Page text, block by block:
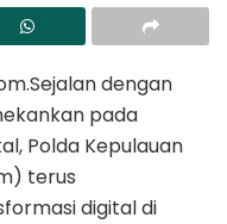
dengan
pada
Polda Kepulauan
terus
digital di